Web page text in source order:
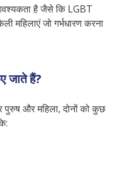
है जैसे कि LGBT
जो गर्भधारण करना
जाते हैं?
और महिला, दोनों को कुछ